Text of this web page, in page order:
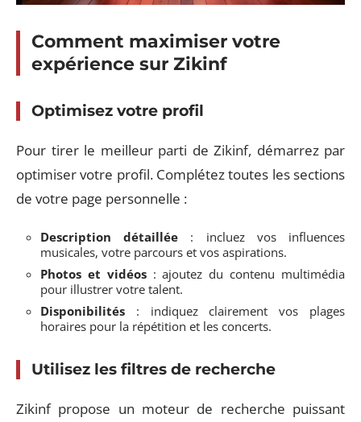
Comment maximiser votre
expérience sur Zikinf
Optimisez votre profil
Pour tirer le meilleur parti de Zikinf, démarrez par
optimiser votre profil. Complétez toutes les sections
de votre page personnelle :
Description détaillée : incluez vos influences
musicales, votre parcours et vos aspirations.
Photos et vidéos: ajoutez du contenu multimédia
pour illustrer votre talent.
Disponibilités : indiquez clairement vos plages
horaires pour la répétition et les concerts.
Utilisez les filtres de recherche
Zikinf propose un moteur de recherche puissant